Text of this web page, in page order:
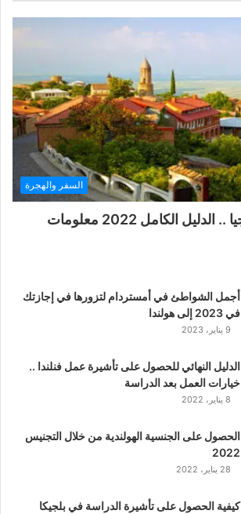
السفر والهجرة
السياحة في جورجيا .. الدليل الكامل 2022 معلومات
أجمل الشواطئ في أمستردام لتزورها في إجازتك
في 2023 إلى هولندا
9 يناير، 2023
الدليل النهائي للحصول على تأشيرة عمل فنلندا ..
خيارات العمل بعد الدراسة
8 يناير، 2022
الحصول على الجنسية الهولندية من خلال التجنيس
2022
28 يناير، 2022
كيفية الحصول على تأشيرة الدراسة في بلجيكا